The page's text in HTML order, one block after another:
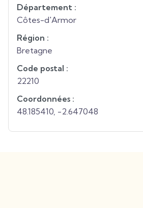
Département :
Côtes-d'Armor
Région :
Bretagne
Code postal :
22210
Coordonnées :
48.185410 -2.647048